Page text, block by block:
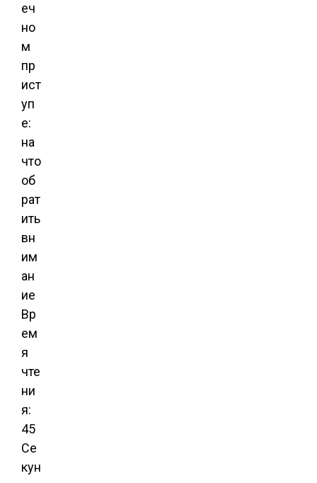
Вр
ем
я
чте
ни
я:
45
Се
кун